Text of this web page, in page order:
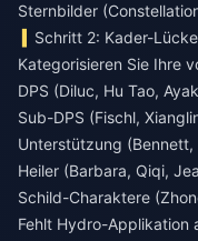
Sternbilder
Schritt 2: Kader-
Kategorisieren Sie Ihre
DPS (Diluc, Hu Tao,
Sub-DPS (Fischl,
Unterstützung (Bennett,
Heiler (Barbara, Qiqi,
Schild-Charaktere
Fehlt Hydro-Applikation